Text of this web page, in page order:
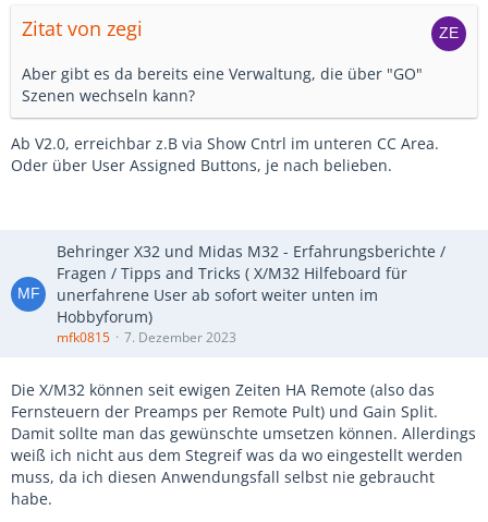
Zitat von zegi
Aber gibt es da bereits eine Verwaltung, die über "GO"
Szenen wechseln kann?
Ab V2.0, erreichbar z.B via Show Cntrl im unteren CC Area.
Oder über User Assigned Buttons, je nach belieben.
Behringer X32 und Midas M32 - Erfahrungsberichte /
Fragen / Tipps and Tricks ( X/M32 Hilfeboard für
unerfahrene User ab sofort weiter unten im
Hobbyforum)
mfk0815 7. Dezember 2023
Die X/M32 können seit ewigen Zeiten HA Remote (also das
Fernsteuern der Preamps per Remote Pult) und Gain Split.
Damit sollte man das gewünschte umsetzen können. Allerdings
weiß ich nicht aus dem Stegreif was da wo eingestellt werden
muss, da ich diesen Anwendungsfall selbst nie gebraucht
habe.